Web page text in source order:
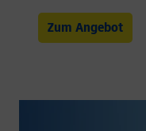
Zum Angebot